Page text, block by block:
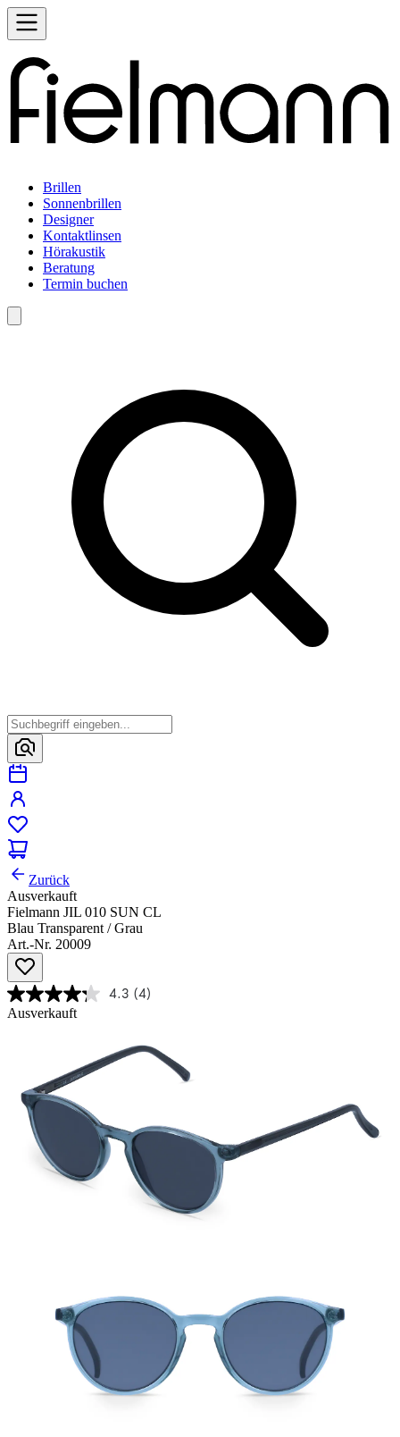
Brillen
Sonnenbrillen
Designer
Kontaktlinsen
Hörakustik
Beratung
Termin buchen
Zurück
Ausverkauft
Fielmann JIL 010 SUN CL
Blau Transparent / Grau
Art.-Nr. 20009
4.3 (4)
Ausverkauft